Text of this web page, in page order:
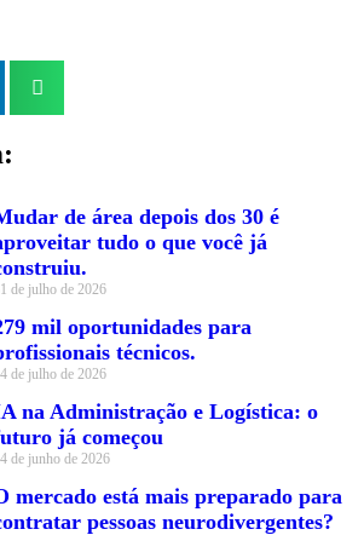
de área depois dos 30 é
tudo o que você já
de julho de 2026
mil oportunidades para
técnicos.
de julho de 2026
na Administração e Logística: o
já começou
de junho de 2026
mercado está mais preparado para
pessoas neurodivergentes?